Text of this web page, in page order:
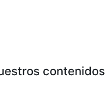
contenidos